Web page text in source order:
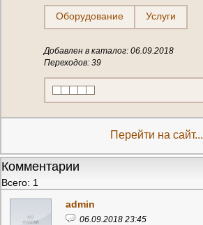
Оборудование
Услуги
Добавлен в каталог: 06.09.2018
Переходов: 39
Перейти на сайт...
Комментарии
Всего: 1
admin
06.09.2018 23:45